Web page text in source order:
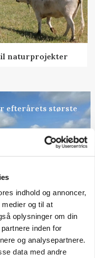
indhold og annoncer,
og til at
oplysninger om din
inden for
og analysepartnere.
data med andre
naturprojekter
efterårets største